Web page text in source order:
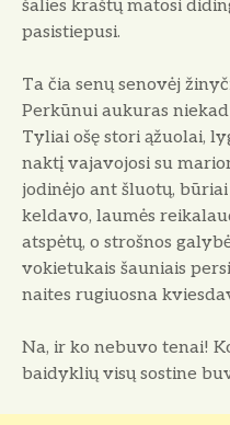
šalies kraštų matosi
pasistiepusi.
Ta čia senų senovėj
Perkūnui aukuras
Tyliai ošę stori ąžuo­lai,
naktį vajavojosi su
jodinėjo ant šluotų,
keldavo, laumės
atspėtų, o strošnos
vokietu­kais šauniais
naites rugiuosna
Na, ir ko nebuvo tenai!
baidyklių visų sostine